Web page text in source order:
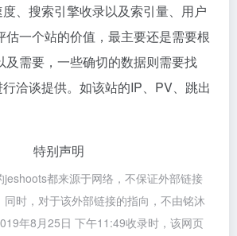
、搜索引擎收录以及索引量、用户
估一个站的价值，最主要还是需要根
及需要，一些确切的数据则需要找
洽谈提供。如该站的IP、PV、跳出
特别声明
jeshoots都来源于网络，不保证外部链接
同时，对于该外部链接的指向，不由铭沐
年8月25日 下午11:49收录时，该网页